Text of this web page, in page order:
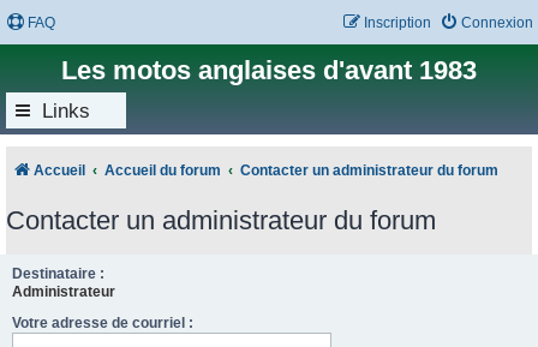
FAQ Connexion
Inscription
Les motos anglaises d'avant 1983
Links
Accueil Accueil du forum Contacter un administrateur du forum
Contacter un administrateur du forum
Destinataire :
Administrateur
Votre adresse de courriel :